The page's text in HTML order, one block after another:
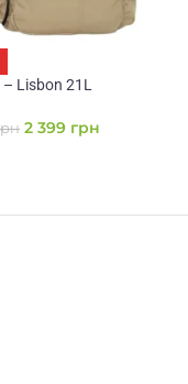
– Lisbon 21L
2 399 грн